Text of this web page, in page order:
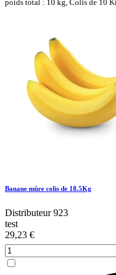
poids total : 10 kg, Colis de 10
Banane mûre colis de 18.5Kg
Distributeur 923
test
29,23 €